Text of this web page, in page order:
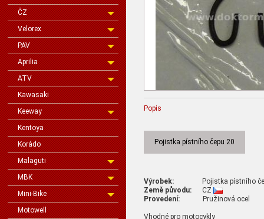
ČZ
Velorex
PAV
Aprilia
ATV
Kawasaki
Keeway
Kentoya
Korádo
Malaguti
MBK
Mini-Bike
Motowell
Popis
Pojistka pístního čepu 20
Výrobek: Pojistka pístního
Země původu: CZ
Provedení: Pružinová ocel
Vhodné pro motocykly